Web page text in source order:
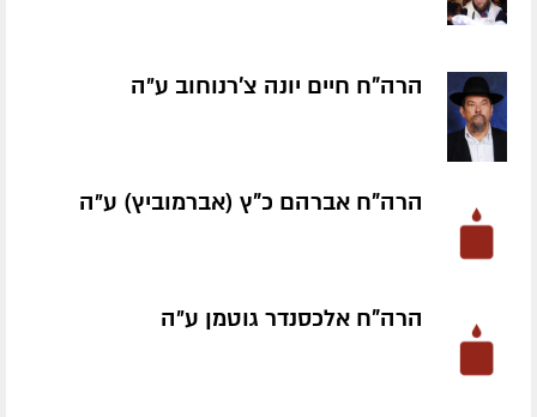
הרה"ח חיים יונה צ'רנוחוב ע״ה
הרה"ח אברהם כ"ץ (אברמוביץ) ע״ה
הרה"ח אלכסנדר גוטמן ע״ה